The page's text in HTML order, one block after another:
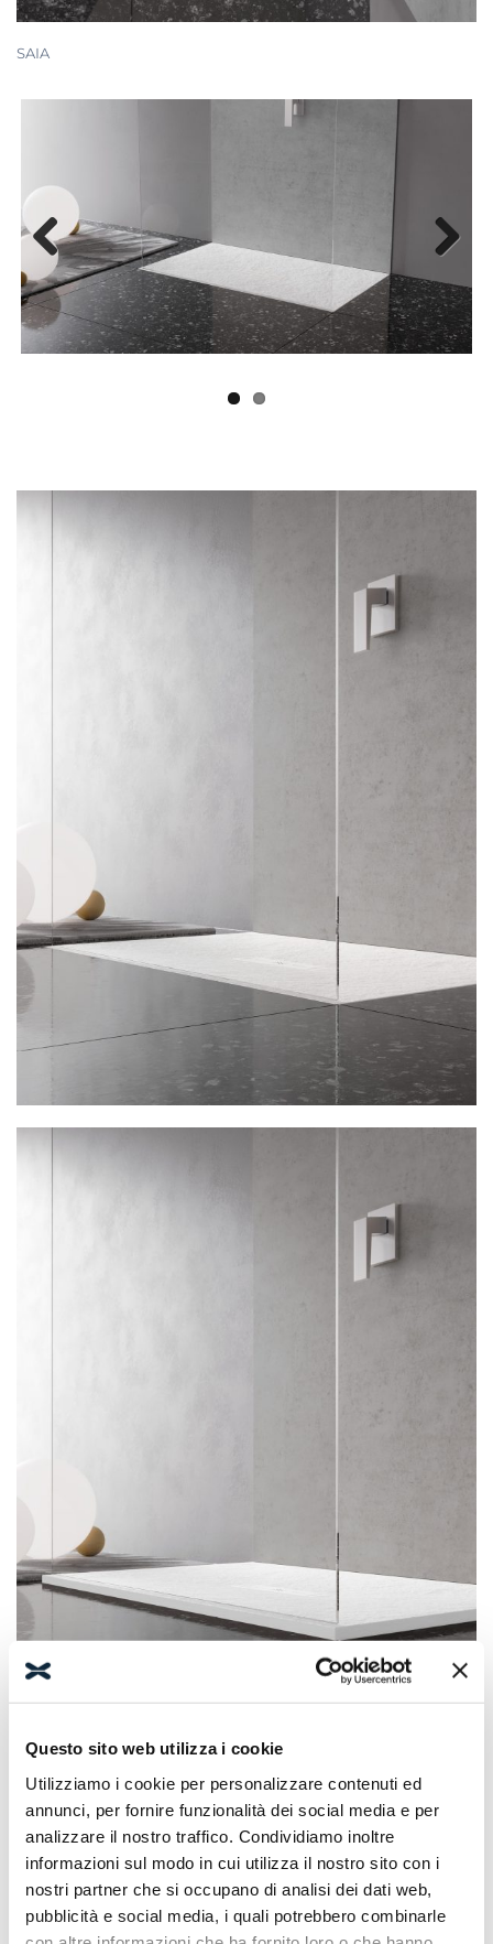
Questo sito web utilizza i cookie
Utilizziamo i cookie per personalizzare contenuti ed
annunci, per fornire funzionalità dei social media e per
analizzare il nostro traffico. Condividiamo inoltre
informazioni sul modo in cui utilizza il nostro sito con i
nostri partner che si occupano di analisi dei dati web,
pubblicità e social media, i quali potrebbero combinarle
SAIA
Previous
Caratteristiche
Materiale: solid surface e gel-coat
Colore bianco o nero
Piletta centrale
Antiscivolo e antibatterico